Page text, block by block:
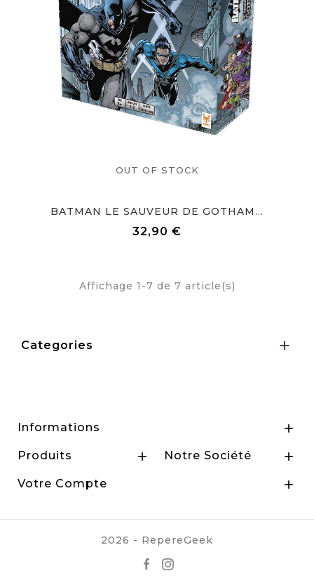
OUT OF STOCK
BATMAN LE SAUVEUR DE GOTHAM...
32,90 €
Affichage 1-7 de 7 article(s)
Categories 
Informations 
Produits  Notre Société 
Votre Compte 
2026 - RepereGeek